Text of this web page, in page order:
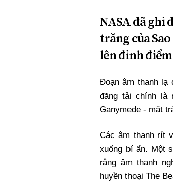
NASA đã ghi
trăng của
lên đỉnh
Đoạn âm thanh lạ
đăng tải chính là
Ganymede - mặt
Các âm thanh rít
xuống bí ẩn. Một
rằng âm thanh
huyền thoại The